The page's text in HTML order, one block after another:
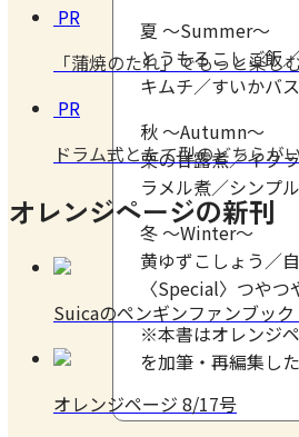
夏 ～Summer～
とうもろこしご飯
キムチ／すいかバ
秋 ～Autumn～
栗の甘露煮／イク
ラメル煮／シンプ
冬 ～Winter～
黄ゆずこしょう／
〈Special〉つや
※本書はオレンジ
を加筆・再編集した
PR
「蒲焼のたれ」でもっと楽し
PR
ドラム式とたて型のどちらが
オレンジページの新刊
Suicaのペンギンファンブッ
オレンジページ 8/17号